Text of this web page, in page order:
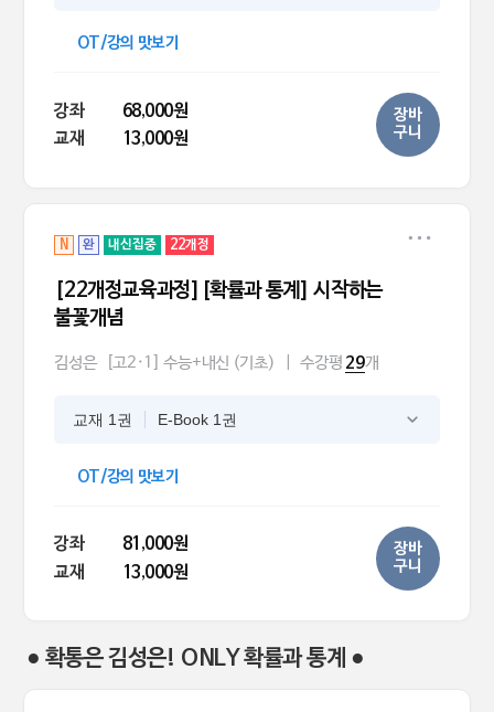
OT/강의 맛보기
강좌
68,000원
교재
13,000원
장바
구니
N 완 내신집중 22개정
[22개정교육과정][확률과 통계] 시작하는
불꽃개념
김성은 [고2·1] 수능+내신 (기초) 수강평 29개
교재 1권 E-Book 1권
OT/강의 맛보기
강좌
81,000원
교재
13,000원
장바
구니
● 확통은 김성은! ONLY 확률과 통계 ●